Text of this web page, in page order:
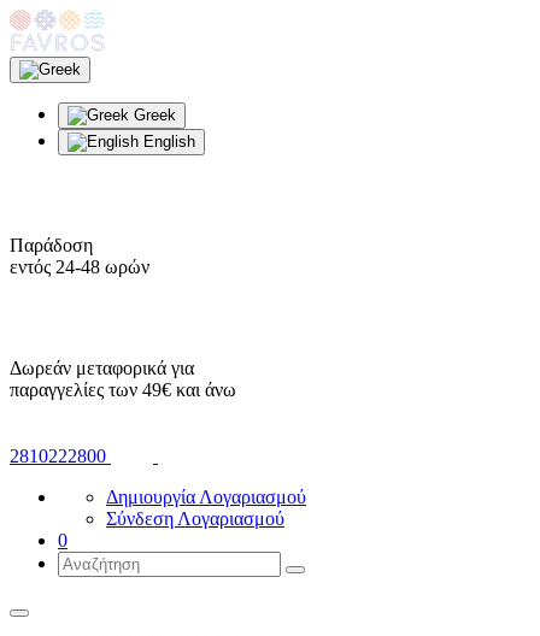
Greek
English
Παράδοση
εντός 24-48 ωρών
Δωρεάν μεταφορικά για
παραγγελίες των 49€ και άνω
2810222800
Δημιουργία Λογαριασμού
Σύνδεση Λογαριασμού
0